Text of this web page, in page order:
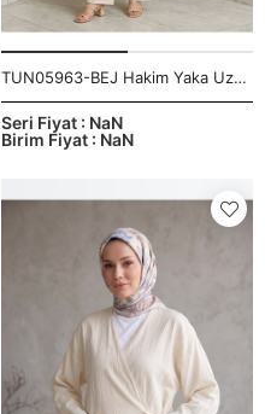
TUN05963-BEJ Hakim Yaka Uzun Tunik-Bej
Birim Fiyat : NaN
Seri Fiyat : NaN